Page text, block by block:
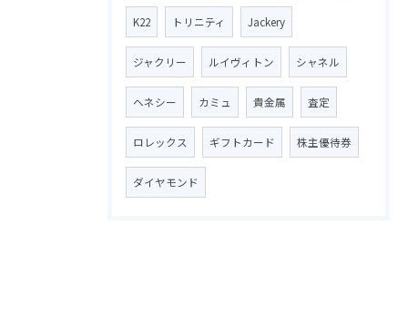
K22 トリニティ Jackery
ジャクリー ルイヴィトン シャネル
ヘネシー カミュ 貴金属 査定
ロレックス ギフトカード 株主優待券
ダイヤモンド